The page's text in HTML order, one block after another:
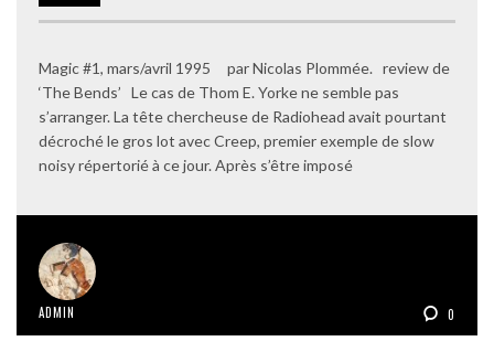
Magic #1, mars/avril 1995 par Nicolas Plommée. review de
‘The Bends’ Le cas de Thom E. Yorke ne semble pas
s’arranger. La tête chercheuse de Radiohead avait pourtant
décroché le gros lot avec Creep, premier exemple de slow
noisy répertorié à ce jour. Après s’être imposé
ADMIN 0